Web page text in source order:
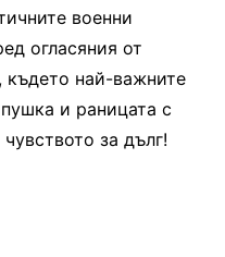
военни
огласяния от
където най-важните
и раницата с
за дълг!